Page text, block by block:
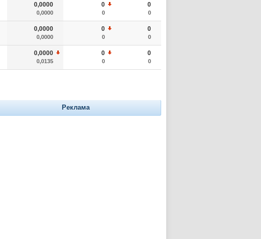
0,0000
0,0000
0
0
0
0
0,0000
0,0000
0
0
0
0
0,0000
0,0135
0
0
0
0
Реклама